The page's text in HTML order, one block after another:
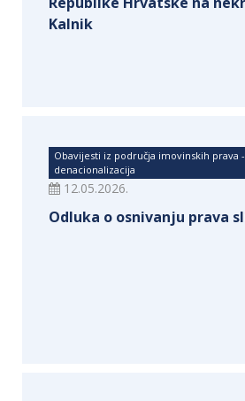
Kalnik
Obavijesti iz područja imovinskih prava
denacionalizacija
12.05.2026.
Odluka o osnivanju prava